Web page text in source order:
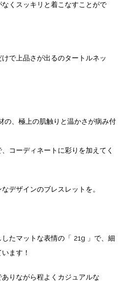
くスッキリと着こなすことがで
で上品さが出るのタートルネッ
の、極上の肌触りと温かさが病み付
コーディネートに彩りを加えてく
デザインのブレスレットを。
たマットな表情の 「 21g 」 で、細
ます！
りながら程よくカジュアルな